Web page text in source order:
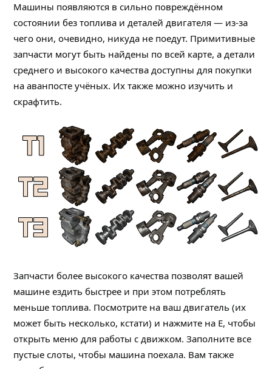
Машины появляются в сильно повреждённом
состоянии без топлива и деталей двигателя — из-за
чего они, очевидно, никуда не поедут. Примитивные
запчасти могут быть найдены по всей карте, а детали
среднего и высокого качества доступны для покупки
на аванпосте учёных. Их также можно изучить и
скрафтить.
Запчасти более высокого качества позволят вашей
машине ездить быстрее и при этом потреблять
меньше топлива. Посмотрите на ваш двигатель (их
может быть несколько, кстати) и нажмите на E, чтобы
открыть меню для работы с движком. Заполните все
пустые слоты, чтобы машина поехала. Вам также